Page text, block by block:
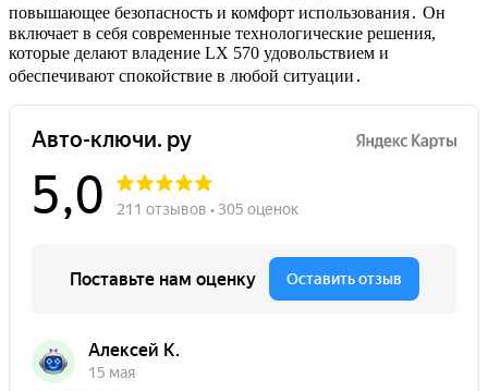
повышающее безопасность и комфорт использования․ Он
включает в себя современные технологические решения,
которые делают владение LX 570 удовольствием и
обеспечивают спокойствие в любой ситуации․